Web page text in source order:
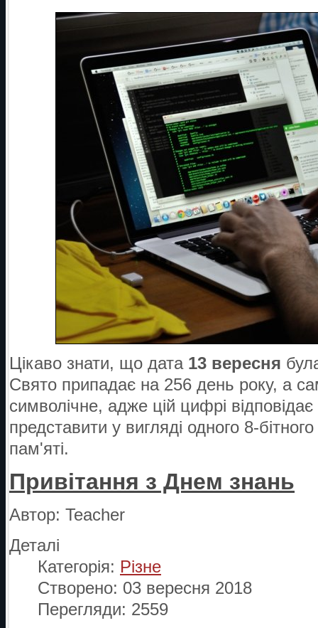
Цікаво знати, що дата 13 вересня
Свято припадає на 256 день року, а
символічне, адже цій цифрі
представити у вигляді одного 8-
пам'яті.
Привітання з Днем знань
Автор: Teacher
Деталі
Категорія: Різне
Створено: 03 вересня 2018
Перегляди: 2559